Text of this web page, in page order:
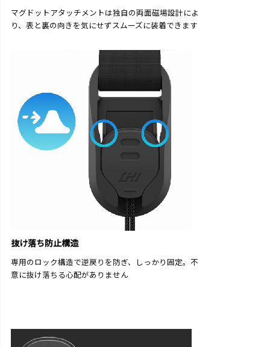
マグドットアタッチメントは独自の両面磁場設計によ
り、表と裏の向きを気にせずスムーズに装着できます
抜け落ち防止構造
専用のロック構造で逆戻りを防ぎ、しっかり固定。不
意に抜け落ちる心配がありません